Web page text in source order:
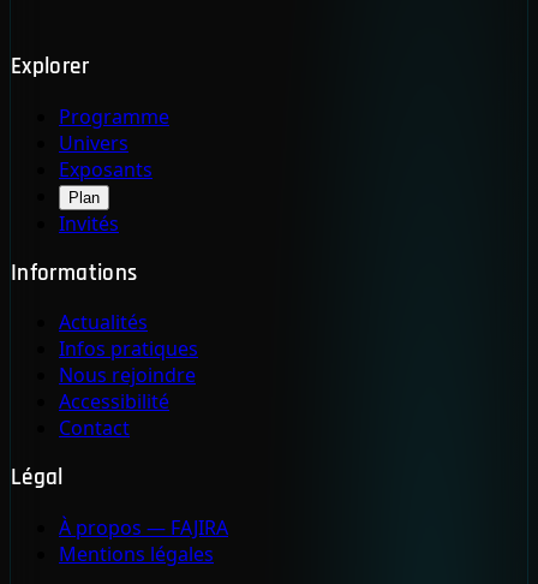
Explorer
Programme
Univers
Exposants
Plan
Invités
Informations
Actualités
Infos pratiques
Nous rejoindre
Accessibilité
Contact
Légal
À propos — FAJIRA
Mentions légales